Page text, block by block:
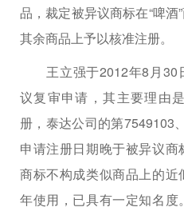
品，裁定被异议商标在“啤
其余商品上予以核准注册。
王立强于2012年8月30
议复审申请，其主要理由
册，泰达公司的第7549103
申请注册日期晚于被异议
商标不构成类似商品上的
年使用，已具有一定知名